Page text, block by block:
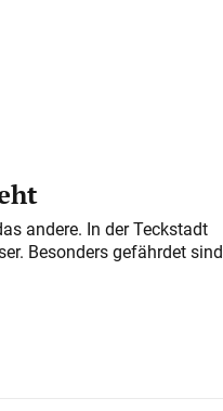
andere. In der Teckstadt
Besonders gefährdet sind